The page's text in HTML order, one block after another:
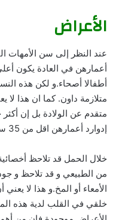
الأعراض
عند النظر إلى سن الأمهات
أعمارهن في العادة يكون
أطفالا أصحاء.و لكن هذه
متلازمة داون. كما ان هذا لا
متقدم عن الولادة بل إن أكثر
إدوارد أعمارهن اقل من 35 سنة.
خلال الحمل قد تلاحظ
من الطبيعي و قد تلاحظ و
الأمعاء أو المخ.و هذا لا
خلقي في القلب لدية هذه